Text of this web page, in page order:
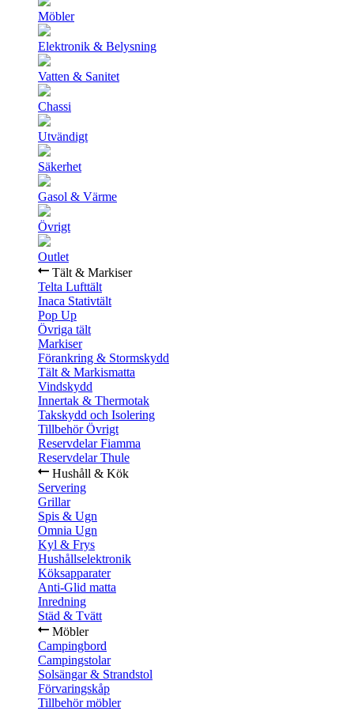
Möbler
Elektronik & Belysning
Vatten & Sanitet
Chassi
Utvändigt
Säkerhet
Gasol & Värme
Övrigt
Outlet
Tält & Markiser
Telta Lufttält
Inaca Stativtält
Pop Up
Övriga tält
Markiser
Förankring & Stormskydd
Tält & Markismatta
Vindskydd
Innertak & Thermotak
Takskydd och Isolering
Tillbehör Övrigt
Reservdelar Fiamma
Reservdelar Thule
Hushåll & Kök
Servering
Grillar
Spis & Ugn
Omnia Ugn
Kyl & Frys
Hushållselektronik
Köksapparater
Anti-Glid matta
Inredning
Städ & Tvätt
Möbler
Campingbord
Campingstolar
Solsängar & Strandstol
Förvaringskåp
Tillbehör möbler